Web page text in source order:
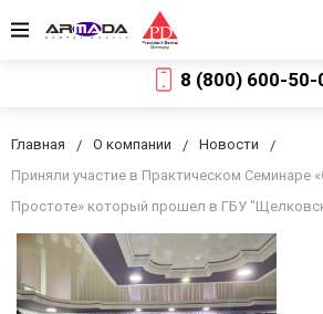
8 (800) 600-50-
Главная О компании
Новости
Приняли участие в Практическом Семинаре
Простоте» который прошел в ГБУ